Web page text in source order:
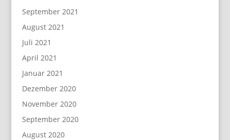
September 2021
August 2021
Juli 2021
April 2021
Januar 2021
Dezember 2020
November 2020
September 2020
August 2020